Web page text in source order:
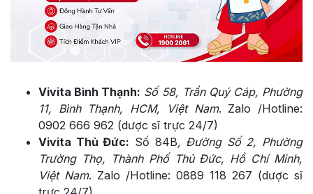
Vivita Bình Thạnh: Số 58, Trần Quý Cáp, Phường
11, Bình Thạnh, HCM, Việt Nam. Zalo /Hotline:
0902 666 962 (dược sĩ trực 24/7)
Vivita Thủ Đức: Số 84B, Đường Số 2, Phường
Trường Thọ, Thành Phố Thủ Đức, Hồ Chí Minh,
Việt Nam. Zalo /Hotline: 0889 118 267 (dược sĩ